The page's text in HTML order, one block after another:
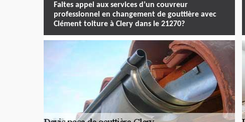
Faites appel aux services d’un couvreur
professionnel en changement de gouttière avec
Clément toiture à Clery dans le 21270?